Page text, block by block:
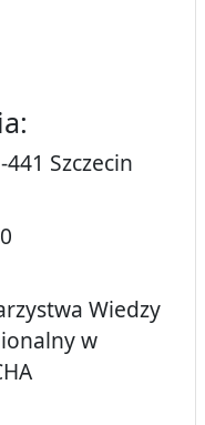
Szczecin
Wiedzy
w